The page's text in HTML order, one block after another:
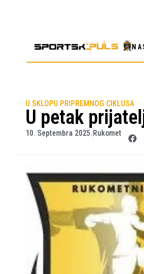
U SKLOPU PRIPREMNOG CIKLUSA
U petak
10. Septembra 2025.Rukomet